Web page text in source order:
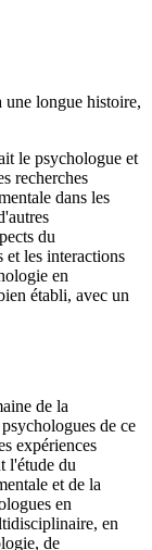
longue histoire,
le psychologue et
recherches
dans les
du
les interactions
en
établi, avec un
de la
de ce
expériences
l'étude du
et de la
en
en
de